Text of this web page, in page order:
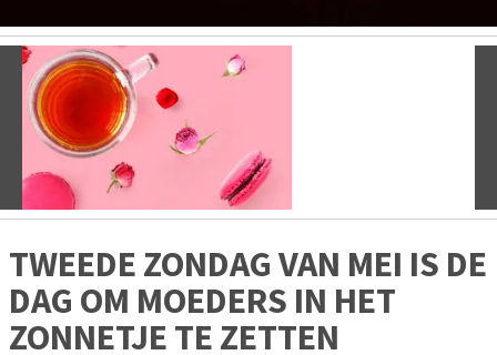
Vorige
TWEEDE ZONDAG VAN MEI IS DE
DAG OM MOEDERS IN HET
ZONNETJE TE ZETTEN